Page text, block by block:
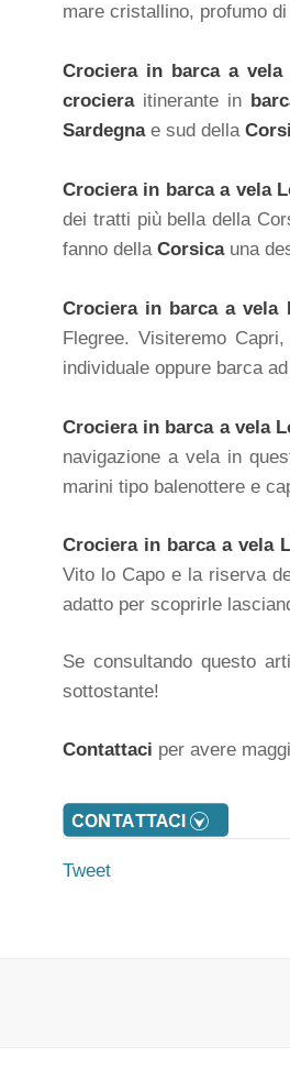
mare cristallino, profumo
Crociera in barca a vela
crocieraitinerante in
Sardegnae sud della
Crociera in barca a vela
dei tratti più bella della
fanno della Corsicauna
Crociera in barca a vela
Flegree. Visiteremo
individuale oppure barca
Crociera in barca a vela
navigazione a vela in
marini tipo balenottere e
Crociera in barca a vela
Vito lo Capo e la riserva
adatto per scoprirle
Se consultando questo
sottostante!
Contattaci per avere
Tweet